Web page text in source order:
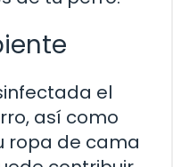
el
así como
ropa de cama